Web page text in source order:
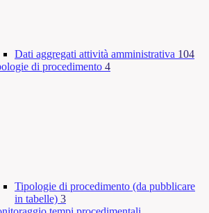
Dati aggregati attività amministrativa 104
di procedimento 4
Tipologie di procedimento (da pubblicare
in tabelle) 3